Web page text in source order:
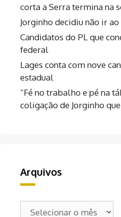
corta a Serra termina na
Jorginho decidiu não ir
Candidatos do PL que
federal
Lages conta com nove
estadual
“Fé no trabalho e pé na
coligação de Jorginho
Arquivos
Arquivos